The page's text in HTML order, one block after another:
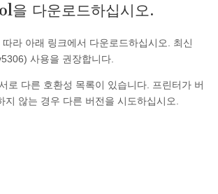
을 다운로드하십시오.
라 아래 링크에서 다운로드하십시오. 최신
사용을 권장합니다.
로 다른 호환성 목록이 있습니다. 프린터가 버
지 않는 경우 다른 버전을 시도하십시오.